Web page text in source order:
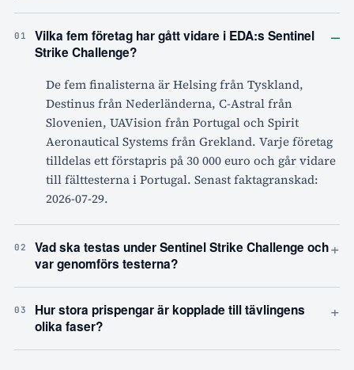
01
Vilka fem företag har gått vidare i EDA:s Sentinel
Strike Challenge?
–
De fem finalisterna är Helsing från Tyskland,
Destinus från Nederländerna, C-Astral från
Slovenien, UAVision från Portugal och Spirit
Aeronautical Systems från Grekland. Varje företag
tilldelas ett förstapris på 30 000 euro och går vidare
till fälttesterna i Portugal. Senast faktagranskad:
2026-07-29.
02
Vad ska testas under Sentinel Strike Challenge och
var genomförs testerna?
+
03
Hur stora prispengar är kopplade till tävlingens
olika faser?
+